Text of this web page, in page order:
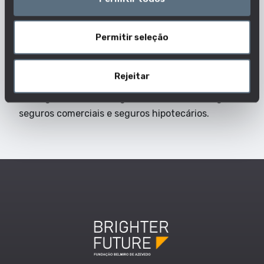
Permitir seleção
Rejeitar
diversas de potenciais clientes, a fim de avaliarem
a probabilidade de apresentarem um pedido de
indemnização. Trabalham no sentido de minimizar
os riscos para a companhia de seguros e de
com os riscos associados. Podem ser especialistas
seguros comerciais e seguros hipotecários.